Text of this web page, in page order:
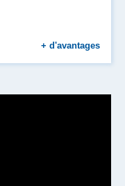
+ d'avantages